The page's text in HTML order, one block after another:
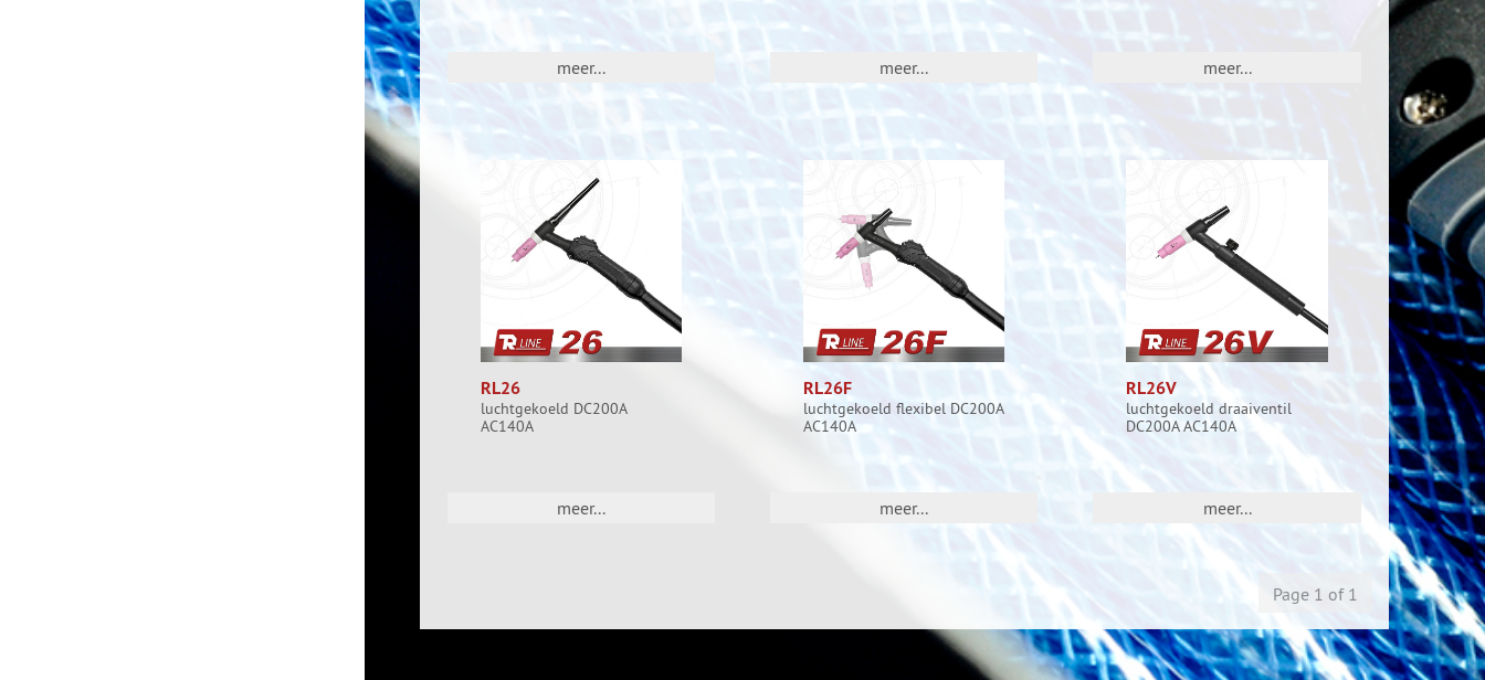
meer... meer... meer...
RL26
luchtgekoeld DC200A
AC140A
meer...
RL26F
luchtgekoeld flexibel DC200A
AC140A
meer...
RL26V
luchtgekoeld draaiventil
DC200A AC140A
meer...
Page 1 of 1